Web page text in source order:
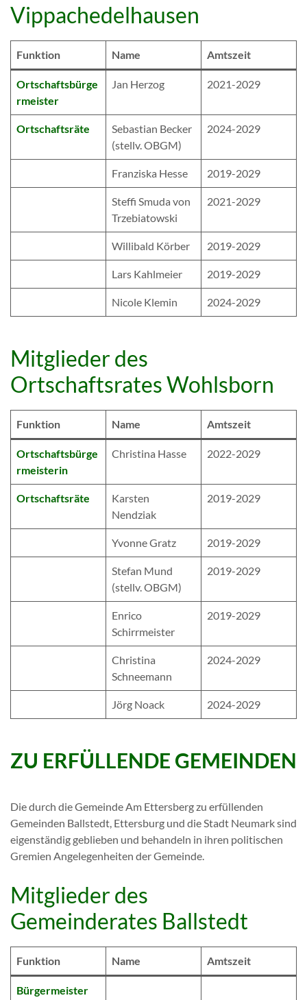
Vippachedelhausen
Funktion Name Amtszeit
Ortschaftsbürge
rmeister
Jan Herzog 2021-2029
Ortschaftsräte
Sebastian Becker
(stellv. OBGM)
2024-2029
Franziska Hesse 2019-2029
Steffi Smuda von
Trzebiatowski
2021-2029
Willibald Körber 2019-2029
Lars Kahlmeier 2019-2029
Nicole Klemin 2024-2029
Mitglieder des
Ortschaftsrates Wohlsborn
Funktion Name Amtszeit
Ortschaftsbürge
rmeisterin
Christina Hasse 2022-2029
Ortschaftsräte
Karsten
Nendziak
2019-2029
Yvonne Gratz 2019-2029
Stefan Mund
(stellv. OBGM)
2019-2029
Enrico
Schirrmeister
2019-2029
Christina
Schneemann
2024-2029
Jörg Noack 2024-2029
ZU ERFÜLLENDE GEMEINDEN
Die durch die Gemeinde Am Ettersberg zu erfüllenden
Gemeinden Ballstedt, Ettersburg und die Stadt Neumark sind
eigenständig geblieben und behandeln in ihren politischen
Gremien Angelegenheiten der Gemeinde.
Mitglieder des
Gemeinderates Ballstedt
Funktion Name Amtszeit
Bürgermeister